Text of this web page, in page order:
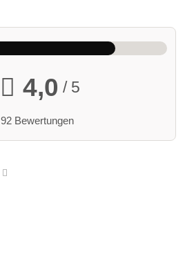
4,0 / 5
92 Bewertungen